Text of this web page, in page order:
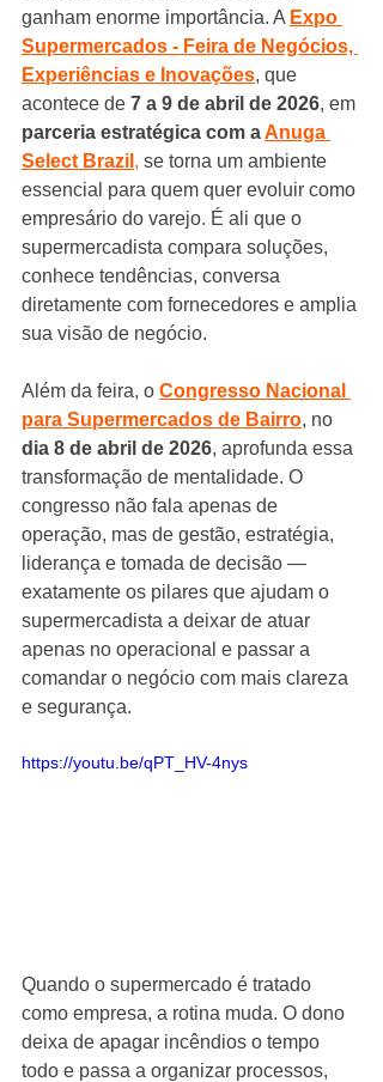
ganham enorme importância. A Expo
Supermercados - Feira de Negócios,
Experiências e Inovações, que
acontece de 7 a 9 de abril de 2026, em
parceria estratégica com a Anuga
Select Brazil , se torna um ambiente
essencial para quem quer evoluir como
empresário do varejo. É ali que o
supermercadista compara soluções,
conhece tendências, conversa
diretamente com fornecedores e amplia
sua visão de negócio.
Além da feira, o Congresso Nacional
para Supermercados de Bairro, no
dia 8 de abril de 2026, aprofunda essa
transformação de mentalidade. O
congresso não fala apenas de
operação, mas de gestão, estratégia,
liderança e tomada de decisão —
exatamente os pilares que ajudam o
supermercadista a deixar de atuar
apenas no operacional e passar a
comandar o negócio com mais clareza
e segurança.
https://youtu.be/qPT_HV-4nys
Quando o supermercado é tratado
como empresa, a rotina muda. O dono
deixa de apagar incêndios o tempo
todo e passa a organizar processos,